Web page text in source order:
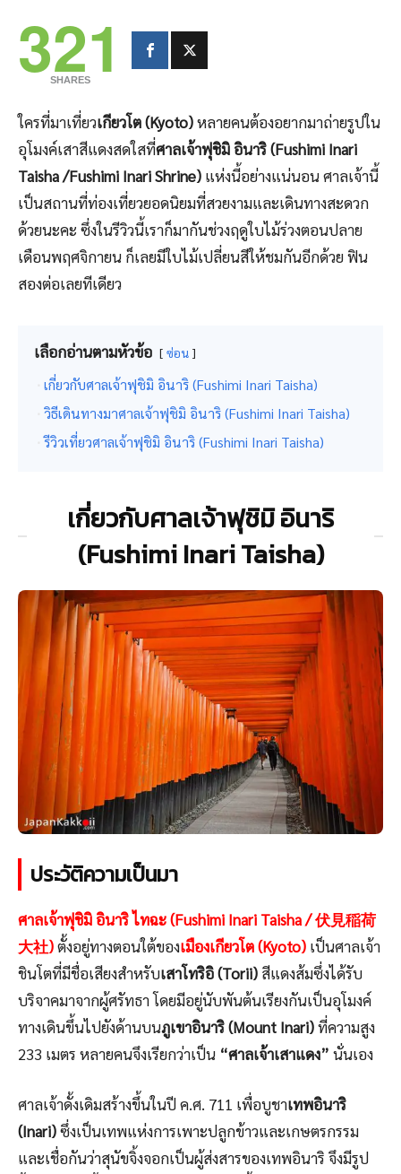
321
SHARES
ใครที่มาเที่ยวเกียวโต (Kyoto)หลายคนต้องอยากมาถ่ายรูปใน
อุโมงค์เสาสีแดงสดใสที่ศาลเจ้าฟุชิมิ อินาริ (Fushimi Inari
Taisha /Fushimi Inari Shrine) แห่งนี้อย่างแน่นอน ศาลเจ้านี้
เป็นสถานที่ท่องเที่ยวยอดนิยมที่สวยงามและเดินทางสะดวก
ด้วยนะคะ ซึ่งในรีวิวนี้เราก็มากันช่วงฤดูใบไม้ร่วงตอนปลาย
เดือนพฤศจิกายน ก็เลยมีใบไม้เปลี่ยนสีให้ชมกันอีกด้วย ฟิน
สองต่อเลยทีเดียว
เลือกอ่านตามหัวข้อ ซ่อน
เกี่ยวกับศาลเจ้าฟุชิมิ อินาริ (Fushimi Inari Taisha)
วิธีเดินทางมาศาลเจ้าฟุชิมิ อินาริ (Fushimi Inari Taisha)
รีวิวเที่ยวศาลเจ้าฟุชิมิ อินาริ (Fushimi Inari Taisha)
เกี่ยวกับศาลเจ้าฟุชิมิ อินาริ
(Fushimi Inari Taisha)
ประวัติความเป็นมา
ศาลเจ้าฟุชิมิ อินาริ ไทฉะ (Fushimi Inari Taisha / 伏見稲荷
大社)ตั้งอยู่ทางตอนใต้ของเมืองเกียวโต (Kyoto) เป็นศาลเจ้า
ชินโตที่มีชื่อเสียงสำหรับเสาโทริอิ (Torii) สีแดงส้มซึ่งได้รับ
บริจาคมาจากผู้ศรัทธา โดยมีอยู่นับพันต้นเรียงกันเป็นอุโมงค์
ทางเดินขึ้นไปยังด้านบนภูเขาอินาริ (Mount Inari)ที่ความสูง
233 เมตร หลายคนจึงเรียกว่าเป็น “ศาลเจ้าเสาแดง” นั่นเอง
ศาลเจ้าดั้งเดิมสร้างขึ้นในปี ค.ศ. 711 เพื่อบูชาเทพอินาริ
(Inari)ซึ่งเป็นเทพแห่งการเพาะปลูกข้าวและเกษตรกรรม
และเชื่อกันว่าสุนัขจิ้งจอกเป็นผู้ส่งสารของเทพอินาริ จึงมีรูป